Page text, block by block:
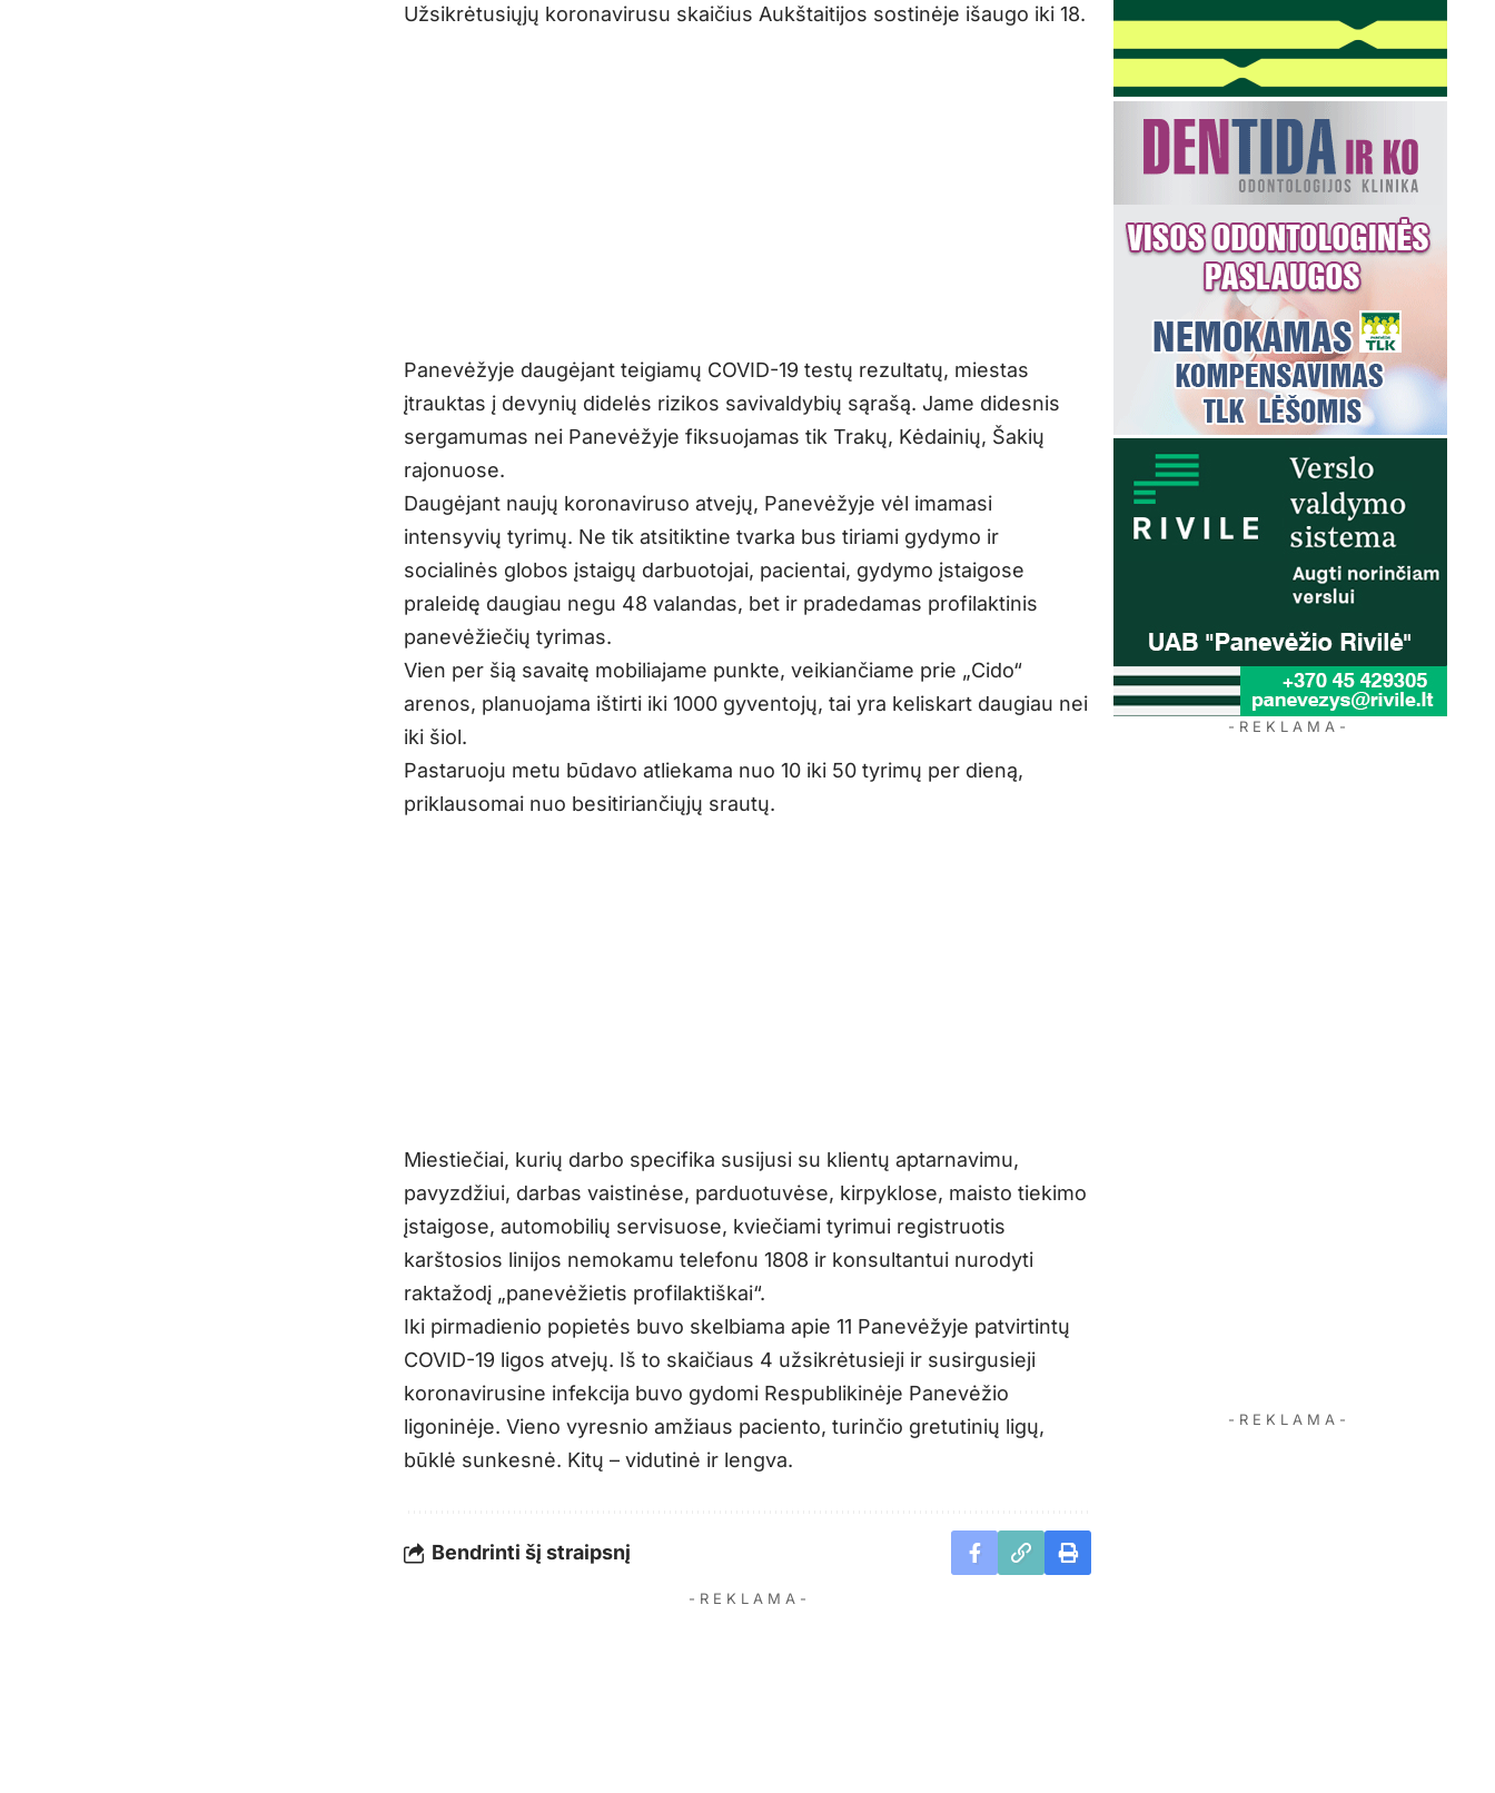
Užsikrėtusiųjų koronavirusu skaičius Aukštaitijos sostinėje išaugo iki 18.
Panevėžyje daugėjant teigiamų COVID-19 testų rezultatų, miestas
įtrauktas į devynių didelės rizikos savivaldybių sąrašą. Jame didesnis
sergamumas nei Panevėžyje fiksuojamas tik Trakų, Kėdainių, Šakių
rajonuose.
Daugėjant naujų koronaviruso atvejų, Panevėžyje vėl imamasi
intensyvių tyrimų. Ne tik atsitiktine tvarka bus tiriami gydymo ir
socialinės globos įstaigų darbuotojai, pacientai, gydymo įstaigose
praleidę daugiau negu 48 valandas, bet ir pradedamas profilaktinis
panevėžiečių tyrimas.
Vien per šią savaitę mobiliajame punkte, veikiančiame prie „Cido“
arenos, planuojama ištirti iki 1000 gyventojų, tai yra keliskart daugiau nei
iki šiol.
Pastaruoju metu būdavo atliekama nuo 10 iki 50 tyrimų per dieną,
priklausomai nuo besitiriančiųjų srautų.
Miestiečiai, kurių darbo specifika susijusi su klientų aptarnavimu,
pavyzdžiui, darbas vaistinėse, parduotuvėse, kirpyklose, maisto tiekimo
įstaigose, automobilių servisuose, kviečiami tyrimui registruotis
karštosios linijos nemokamu telefonu 1808 ir konsultantui nurodyti
raktažodį „panevėžietis profilaktiškai“.
Iki pirmadienio popietės buvo skelbiama apie 11 Panevėžyje patvirtintų
COVID-19 ligos atvejų. Iš to skaičiaus 4 užsikrėtusieji ir susirgusieji
koronavirusine infekcija buvo gydomi Respublikinėje Panevėžio
ligoninėje. Vieno vyresnio amžiaus paciento, turinčio gretutinių ligų,
būklė sunkesnė. Kitų – vidutinė ir lengva.
Bendrinti šį straipsnį
- R E K L A M A -
- R E K L A M A -
- R E K L A M A -